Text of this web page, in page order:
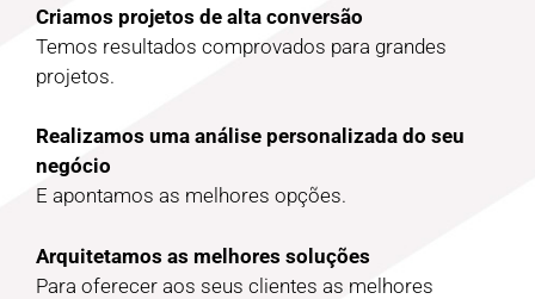
Criamos projetos de alta conversão
Temos resultados comprovados para grandes
projetos.
Realizamos uma análise personalizada do seu
negócio
E apontamos as melhores opções.
Arquitetamos as melhores soluções
Para oferecer aos seus clientes as melhores